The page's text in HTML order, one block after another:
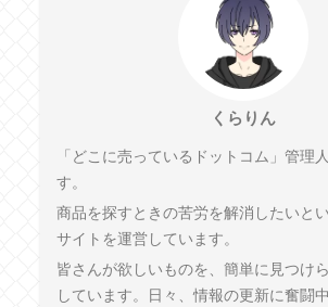
くらりん
「どこに売っているドットコム」管理
す。
商品を探すときの苦労を解消したいと
サイトを運営しています。
皆さんが欲しいものを、簡単に見つけ
しています。日々、情報の更新に奮闘